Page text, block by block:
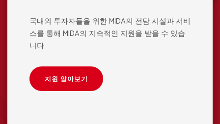
국내외 투자자들을 위한 MIDA의 전담 시설과 서비
스를 통해 MIDA의 지속적인 지원을 받을 수 있습
니다.
지원 알아보기